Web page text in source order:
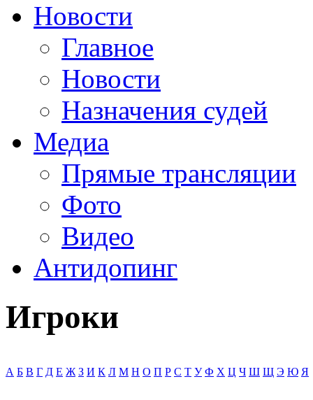
Новости
Главное
Новости
Назначения судей
Медиа
Прямые трансляции
Фото
Видео
Антидопинг
Игроки
А Б В Г Д Е Ж З И К Л М Н О П Р С Т У Ф Х Ц Ч Ш Щ Э Ю Я